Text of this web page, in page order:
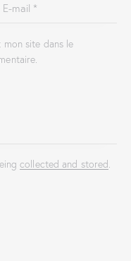
site dans le
collected and stored.